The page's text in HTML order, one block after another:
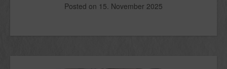
Posted on 15. November 2025